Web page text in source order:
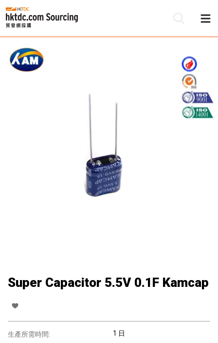
Super Capacitor 5.5V 0.1F Kamcap
生產所需時間: 1 日